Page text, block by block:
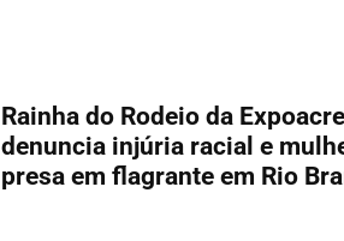
Rainha do Rodeio da Expoacre
denuncia injúria racial e
presa em flagrante em Rio